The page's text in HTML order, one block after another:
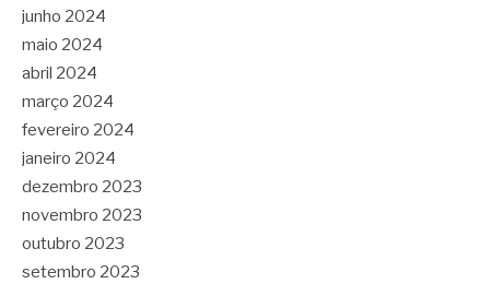
junho 2024
maio 2024
abril 2024
março 2024
fevereiro 2024
janeiro 2024
dezembro 2023
novembro 2023
outubro 2023
setembro 2023